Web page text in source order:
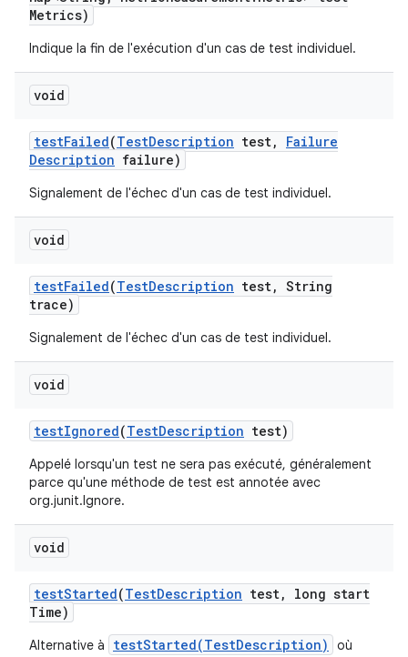
Metrics)
Indique la fin de l'exécution d'un cas de test individuel.
void
testFailed(TestDescription test,
Failure
Description failure)
Signalement de l'échec d'un cas de test individuel.
void
testFailed(TestDescription test, String
trace)
Signalement de l'échec d'un cas de test individuel.
void
testIgnored(TestDescription test)
Appelé lorsqu'un test ne sera pas exécuté, généralement
parce qu'une méthode de test est annotée avec
org.junit.Ignore.
void
testStarted(TestDescription test,
long start
Time)
Alternative à testStarted(TestDescription)
où